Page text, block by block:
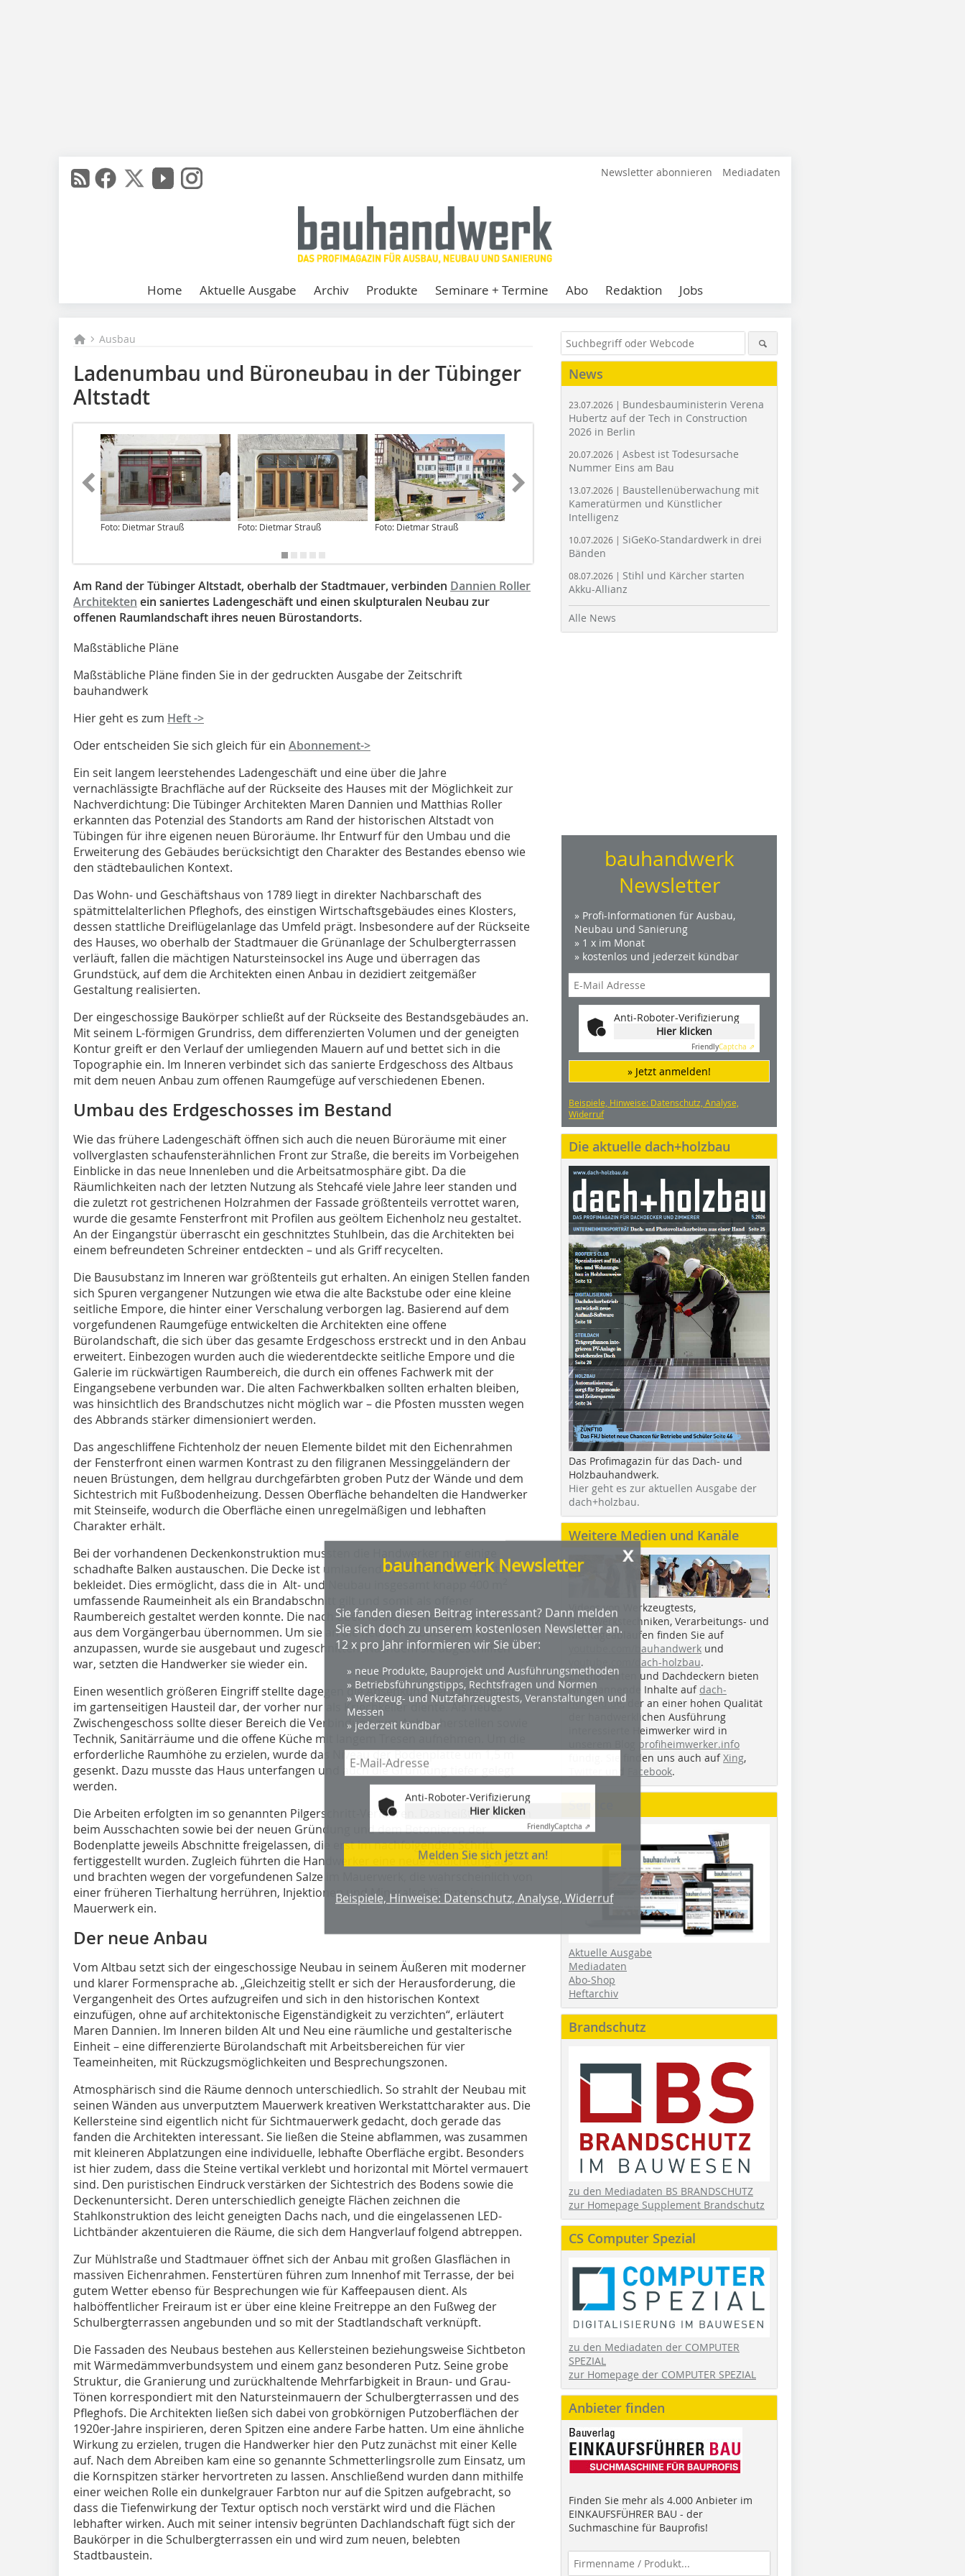
Newsletter abonnieren Mediadaten
Home Aktuelle Ausgabe Archiv Produkte Seminare + Termine Abo Redaktion Jobs
Ausbau
Ladenumbau und Büroneubau in der Tübinger
Altstadt
Foto: Dietmar Strauß Foto: Dietmar Strauß Foto: Dietmar Strauß
Am Rand der Tübinger Altstadt, oberhalb der Stadtmauer, verbinden Dannien Roller
Architekten ein saniertes Ladengeschäft und einen skulpturalen Neubau zur
offenen Raumlandschaft ihres neuen Bürostandorts.
Maßstäbliche Pläne
Maßstäbliche Pläne finden Sie in der gedruckten Ausgabe der Zeitschrift
bauhandwerk
Hier geht es zum Heft ->
Oder entscheiden Sie sich gleich für ein Abonnement->
Ein seit langem leerstehendes Ladengeschäft und eine über die Jahre
vernachlässigte Brachfläche auf der Rückseite des Hauses mit der Möglichkeit zur
Nachverdichtung: Die Tübinger Architekten Maren Dannien und Matthias Roller
erkannten das Potenzial des Standorts am Rand der historischen Altstadt von
Tübingen für ihre eigenen neuen Büroräume. Ihr Entwurf für den Umbau und die
Erweiterung des Gebäudes berücksichtigt den Charakter des Bestandes ebenso wie
den städtebaulichen Kontext.
Das Wohn- und Geschäftshaus von 1789 liegt in direkter Nachbarschaft des
spätmittelalterlichen Pfleghofs, des einstigen Wirtschaftsgebäudes eines Klosters,
dessen stattliche Dreiflügelanlage das Umfeld prägt. Insbesondere auf der Rückseite
des Hauses, wo oberhalb der Stadtmauer die Grünanlage der Schulbergterrassen
verläuft, fallen die mächtigen Natursteinsockel ins Auge und überragen das
Grundstück, auf dem die Architekten einen Anbau in dezidiert zeitgemäßer
Gestaltung realisierten.
Der eingeschossige Baukörper schließt auf der Rückseite des Bestandsgebäudes an.
Mit seinem L-förmigen Grundriss, dem differenzierten Volumen und der geneigten
Kontur greift er den Verlauf der umliegenden Mauern auf und bettet sich in die
Topographie ein. Im Inneren verbindet sich das sanierte Erdgeschoss des Altbaus
mit dem neuen Anbau zum offenen Raumgefüge auf verschiedenen Ebenen.
Umbau des Erdgeschosses im Bestand
Wie das frühere Ladengeschäft öffnen sich auch die neuen Büroräume mit einer
vollverglasten schaufensterähnlichen Front zur Straße, die bereits im Vorbeigehen
Einblicke in das neue Innenleben und die Arbeitsatmosphäre gibt. Da die
Räumlichkeiten nach der letzten Nutzung als Stehcafé viele Jahre leer standen und
die zuletzt rot gestrichenen Holzrahmen der Fassade größtenteils verrottet waren,
wurde die gesamte Fensterfront mit Profilen aus geöltem Eichenholz neu gestaltet.
An der Eingangstür überrascht ein geschnitztes Stuhlbein, das die Architekten bei
einem befreundeten Schreiner entdeckten – und als Griff recycelten.
Die Bausubstanz im Inneren war größtenteils gut erhalten. An einigen Stellen fanden
sich Spuren vergangener Nutzungen wie etwa die alte Backstube oder eine kleine
seitliche Empore, die hinter einer Verschalung verborgen lag. Basierend auf dem
vorgefundenen Raumgefüge entwickelten die Architekten eine offene
Bürolandschaft, die sich über das gesamte Erdgeschoss erstreckt und in den Anbau
erweitert. Einbezogen wurden auch die wiederentdeckte seitliche Empore und die
Galerie im rückwärtigen Raumbereich, die durch ein offenes Fachwerk mit der
Eingangsebene verbunden war. Die alten Fachwerkbalken sollten erhalten bleiben,
was hinsichtlich des Brandschutzes nicht möglich war – die Pfosten mussten wegen
des Abbrands stärker dimensioniert werden.
Das angeschliffene Fichtenholz der neuen Elemente bildet mit den Eichenrahmen
der Fensterfront einen warmen Kontrast zu den filigranen Messinggeländern der
neuen Brüstungen, dem hellgrau durchgefärbten groben Putz der Wände und dem
Sichtestrich mit Fußbodenheizung. Dessen Oberfläche behandelten die Handwerker
mit Steinseife, wodurch die Oberfläche einen unregelmäßigen und lebhaften
Charakter erhält.
Bei der vorhandenen Deckenkonstruktion mussten die Handwerker nur einige
schadhafte Balken austauschen. Die Decke ist umlaufend mit Brandschutzplatten
bekleidet. Dies ermöglicht, dass die in Alt- und Neubau insgesamt knapp 400 m
umfassende Raumeinheit als ein Brandabschnitt gilt und somit als offener
Raumbereich gestaltet werden konnte. Die nach oben führende Holztreppe hat man
aus dem Vorgängerbau übernommen. Um sie an die neuen Fußbodenhöhen
anzupassen, wurde sie ausgebaut und zugeschnitten. Nachdem sie abgeschliffen
war, setzten die Handwerker sie wieder ein.
Einen wesentlich größeren Eingriff stellte dagegen die Absenkung der Bodenplatte
im gartenseitigen Hausteil dar, der vorher nur als Kriechkeller diente. Als neues
Zwischengeschoss sollte dieser Bereich die Verbindung zum Anbau herstellen sowie
Technik, Sanitärräume und die offene Küche mit langem Tresen aufnehmen. Um die
erforderliche Raumhöhe zu erzielen, wurde das Niveau der Bodenplatte um 1,5 m
gesenkt. Dazu musste das Haus unterfangen und auch die Gründung tiefer gelegt
werden.
Die Arbeiten erfolgten im so genannten Pilgerschritt-Verfahren. Das heißt es wurden
beim Ausschachten sowie bei der neuen Gründung und dem Betonieren der
Bodenplatte jeweils Abschnitte freigelassen, die erst im nachfolgenden Schritt
fertiggestellt wurden. Zugleich führten die Handwerker eine neue Abdichtung aus
und brachten wegen der vorgefundenen Salze im Mauerwerk, die wahrscheinlich von
einer früheren Tierhaltung herrühren, Injektionen und Mineralschlämme ins
Mauerwerk ein.
Der neue Anbau
Vom Altbau setzt sich der eingeschossige Neubau in seinem Äußeren mit moderner
und klarer Formensprache ab. „Gleichzeitig stellt er sich der Herausforderung, die
Vergangenheit des Ortes aufzugreifen und sich in den historischen Kontext
einzufügen, ohne auf architektonische Eigenständigkeit zu verzichten“, erläutert
Maren Dannien. Im Inneren bilden Alt und Neu eine räumliche und gestalterische
Einheit – eine differenzierte Bürolandschaft mit Arbeitsbereichen für vier
Teameinheiten, mit Rückzugsmöglichkeiten und Besprechungszonen.
Atmosphärisch sind die Räume dennoch unterschiedlich. So strahlt der Neubau mit
seinen Wänden aus unverputztem Mauerwerk kreativen Werkstattcharakter aus. Die
Kellersteine sind eigentlich nicht für Sichtmauerwerk gedacht, doch gerade das
fanden die Architekten interessant. Sie ließen die Steine abflammen, was zusammen
mit kleineren Abplatzungen eine individuelle, lebhafte Oberfläche ergibt. Besonders
ist hier zudem, dass die Steine vertikal verklebt und horizontal mit Mörtel vermauert
sind. Den puristischen Eindruck verstärken der Sichtestrich des Bodens sowie die
Deckenuntersicht. Deren unterschiedlich geneigte Flächen zeichnen die
Stahlkonstruktion des leicht geneigten Dachs nach, und die eingelassenen LED-
Lichtbänder akzentuieren die Räume, die sich dem Hangverlauf folgend abtreppen.
Zur Mühlstraße und Stadtmauer öffnet sich der Anbau mit großen Glasflächen in
massiven Eichenrahmen. Fenstertüren führen zum Innenhof mit Terrasse, der bei
gutem Wetter ebenso für Besprechungen wie für Kaffeepausen dient. Als
halböffentlicher Freiraum ist er über eine kleine Freitreppe an den Fußweg der
Schulbergterrassen angebunden und so mit der Stadtlandschaft verknüpft.
Die Fassaden des Neubaus bestehen aus Kellersteinen beziehungsweise Sichtbeton
mit Wärmedämmverbundsystem und einem ganz besonderen Putz. Seine grobe
Struktur, die Granierung und zurückhaltende Mehrfarbigkeit in Braun- und Grau-
Tönen korrespondiert mit den Natursteinmauern der Schulbergterrassen und des
Pfleghofs. Die Architekten ließen sich dabei von grobkörnigen Putzoberflächen der
1920er-Jahre inspirieren, deren Spitzen eine andere Farbe hatten. Um eine ähnliche
Wirkung zu erzielen, trugen die Handwerker hier den Putz zunächst mit einer Kelle
auf. Nach dem Abreiben kam eine so genannte Schmetterlingsrolle zum Einsatz, um
die Kornspitzen stärker hervortreten zu lassen. Anschließend wurden dann mithilfe
einer weichen Rolle ein dunkelgrauer Farbton nur auf die Spitzen aufgebracht, so
dass die Tiefenwirkung der Textur optisch noch verstärkt wird und die Flächen
lebhafter wirken. Auch mit seiner intensiv begrünten Dachlandschaft fügt sich der
Baukörper in die Schulbergterrassen ein und wird zum neuen, belebten
Stadtbaustein.
x
bauhandwerk Newsletter
Sie fanden diesen Beitrag interessant? Dann melden
Sie sich doch zu unserem kostenlosen Newsletter an.
12 x pro Jahr informieren wir Sie über:
» neue Produkte, Bauprojekt und Ausführungsmethoden
» Betriebsführungstipps, Rechtsfragen und Normen
» Werkzeug- und Nutzfahrzeugtests, Veranstaltungen und
Anti-Roboter-Verifizierung
Hier klicken
FriendlyCaptcha ⇗
Melden Sie sich jetzt an!
Beispiele, Hinweise: Datenschutz, Analyse, Widerruf
News
23.07.2026 | Bundesbauministerin Verena
Hubertz auf der Tech in Construction
2026 in Berlin
20.07.2026 | Asbest ist Todesursache
Nummer Eins am Bau
13.07.2026 | Baustellenüberwachung mit
Kameratürmen und Künstlicher
Intelligenz
10.07.2026 | SiGeKo-Standardwerk in drei
Bänden
08.07.2026 | Stihl und Kärcher starten
Akku-Allianz
Alle News
bauhandwerk
Newsletter
» Profi-Informationen für Ausbau,
Neubau und Sanierung
» 1 x im Monat
» kostenlos und jederzeit kündbar
Anti-Roboter-Verifizierung
Hier klicken
FriendlyCaptcha ⇗
» Jetzt anmelden!
Beispiele, Hinweise: Datenschutz, Analyse,
Widerruf
Die aktuelle dach+holzbau
Das Profimagazin für das Dach- und
Holzbauhandwerk.
Hier geht es zur aktuellen Ausgabe der
dach+holzbau.
Weitere Medien und Kanäle
Videos von Werkzeugtests,
Handwerkstechniken, Verarbeitungs- und
Montageabläufen finden Sie auf
youtube.com/bauhandwerk und
youtube.com/dach-holzbau.
Zimmerleuten und Dachdeckern bieten
wir spannende Inhalte auf dach-
holzbau.de, der an einer hohen Qualität
der handwerklichen Ausführung
interessierte Heimwerker wird in
profiheimwerker.info
fündig. Sie finden uns auch aufXing,
Facebook.
Aktuelle Ausgabe
Mediadaten
Abo-Shop
Heftarchiv
Brandschutz
zu den Mediadaten BS BRANDSCHUTZ
zur Homepage Supplement Brandschutz
CS Computer Spezial
zu den Mediadaten der COMPUTER
SPEZIAL
zur Homepage der COMPUTER SPEZIAL
Anbieter finden
Finden Sie mehr als 4.000 Anbieter im
EINKAUFSFÜHRER BAU - der
Suchmaschine für Bauprofis!